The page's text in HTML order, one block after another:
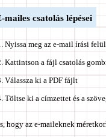
mailes csatolás lépései
Nyissa meg az e-mail írási
Kattintson a fájl csatolás
Válassza ki a PDF fájlt
Töltse ki a címzettet és a
hogy az e-maileknek